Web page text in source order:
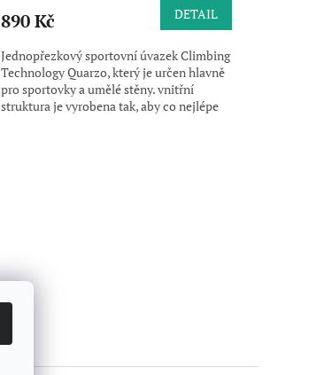
890 Kč DETAIL
Jednopřezkový sportovní úvazek Climbing
Technology Quarzo, který je určen hlavně
pro sportovky a umělé stěny. vnitřní
struktura je vyrobena tak, aby co nejlépe